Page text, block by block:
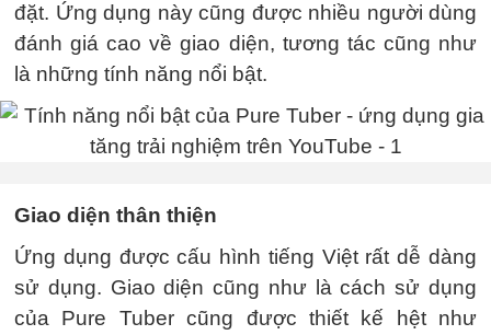
đặt. Ứng dụng này cũng được nhiều người dùng
đánh giá cao về giao diện, tương tác cũng như
là những tính năng nổi bật.
Giao diện thân thiện
Ứng dụng được cấu hình tiếng Việt rất dễ dàng
sử dụng. Giao diện cũng như là cách sử dụng
của Pure Tuber cũng được thiết kế hệt như